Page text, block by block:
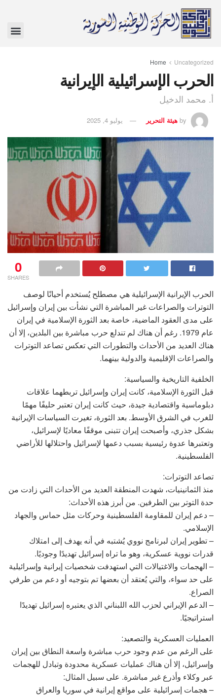
Home Uncategorized
الحرب الإسرائيلية الإيرانية
أ. محمد الدخيل
by هيئة التحرير يوليو 4, 2025
0
SHARES
الحرب الإيرانية الإسرائيلية هي مصطلح يُستخدم أحيانًا لوصف
التوترات والصراعات غير المباشرة التي نشأت بين إيران وإسرائيل
على مدى العقود الماضية، خاصة بعد الثورة الإسلامية في إيران
عام 1979. رغم أن هناك لم تندلع حرب مباشرة بين البلدين، إلا أن
هناك العديد من الأحداث والتطورات التي تعكس تصاعد التوترات
والصراعات الإقليمية والدولية بينهما.
الخلفية التاريخية والسياسية:
قبل الثورة الإسلامية، كانت إيران وإسرائيل تربطهما علاقات
دبلوماسية واقتصادية جيدة، حيث كانت إيران تعتبر حليفًا مهمًا
للغرب في الشرق الأوسط. بعد الثورة، تغيرت السياسات الإيرانية
بشكل جذري، وأصبحت إيران تتبنى موقفًا معاديًا لإسرائيل،
وتعتبرها عدوة رئيسية بسبب دعمها لإسرائيل واحتلالها للأراضي
الفلسطينية.
تصاعد التوترات:
منذ الثمانينيات، شهدت المنطقة العديد من الأحداث التي زادت من
حدة التوتر بين الطرفين. من أبرز هذه الأحداث:
– دعم إيران للمقاومة الفلسطينية وحركات مثل حماس والجهاد
الإسلامي.
– تطوير إيران لبرنامج نووي يُشتبه في أنه يهدف إلى امتلاك
قدرات نووية عسكرية، وهو ما تراه إسرائيل تهديدًا وجوديًا.
– الهجمات والاغتيالات التي استهدفت شخصيات إيرانية وإسرائيلية
على حد سواء، والتي يُعتقد أن بعضها تم بتوجيه أو دعم من طرفي
الصراع.
– الدعم الإيراني لحزب الله اللبناني الذي يعتبره إسرائيل تهديدًا
استراتيجيًا.
العمليات العسكرية والتصعيد:
على الرغم من عدم وجود حرب مباشرة واسعة النطاق بين إيران
وإسرائيل، إلا أن هناك عمليات عسكرية محدودة وتبادل للهجمات
عبر وكلاء وأذرع غير مباشرة. على سبيل المثال:
– هجمات إسرائيلية على مواقع إيرانية في سوريا والعراق